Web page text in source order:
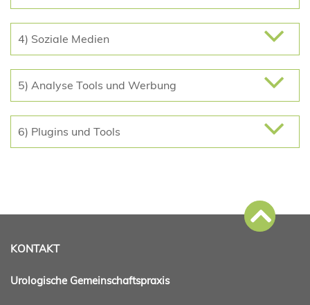
4) Soziale Medien
5) Analyse Tools und Werbung
6) Plugins und Tools
KONTAKT
Urologische Gemeinschaftspraxis